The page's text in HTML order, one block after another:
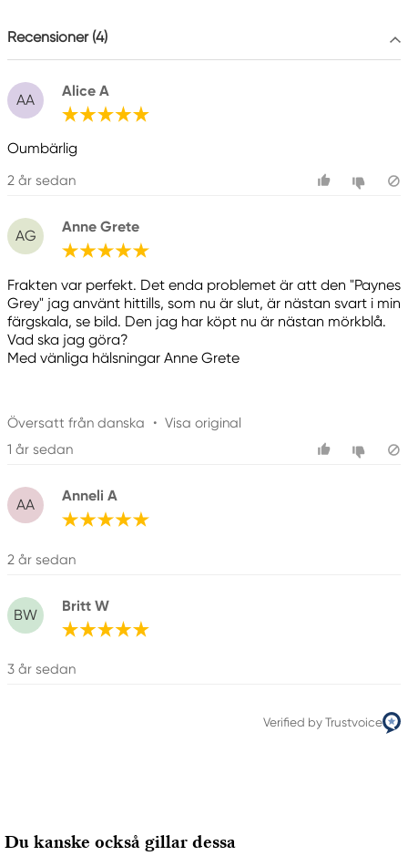
Östra Långgatan 87
61930 Trosa, Sweden
Recensioner (4)
AA
Alice A
Oumbärlig
2 år sedan
AG
Anne Grete
Frakten var perfekt. Det enda problemet är att den "Paynes
Grey" jag använt hittills, som nu är slut, är nästan svart i min
färgskala, se bild. Den jag har köpt nu är nästan mörkblå.
Vad ska jag göra?
Med vänliga hälsningar Anne Grete
Översatt från danska • Visa original
1 år sedan
AA
Anneli A
2 år sedan
BW
Britt W
3 år sedan
Verified by Trustvoice
Du kanske också gillar dessa